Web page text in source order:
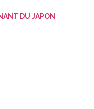
DU JAPON